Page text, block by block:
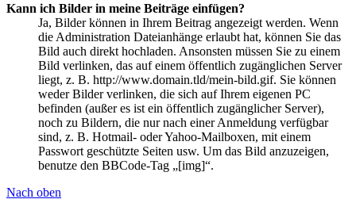
Kann ich Bilder in meine Beiträge einfügen?
Ja, Bilder können in Ihrem Beitrag angezeigt werden. Wenn
die Administration Dateianhänge erlaubt hat, können Sie das
Bild auch direkt hochladen. Ansonsten müssen Sie zu einem
Bild verlinken, das auf einem öffentlich zugänglichen Server
liegt, z. B. http://www.domain.tld/mein-bild.gif. Sie können
weder Bilder verlinken, die sich auf Ihrem eigenen PC
befinden (außer es ist ein öffentlich zugänglicher Server),
noch zu Bildern, die nur nach einer Anmeldung verfügbar
sind, z. B. Hotmail- oder Yahoo-Mailboxen, mit einem
Passwort geschützte Seiten usw. Um das Bild anzuzeigen,
benutze den BBCode-Tag „[img]“.
Nach oben